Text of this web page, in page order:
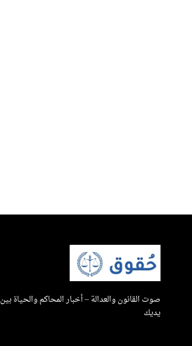
صوت القانون والعدالة – أخبار المحاكم والحياة بين
يديك